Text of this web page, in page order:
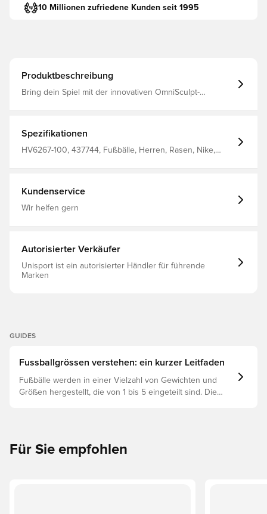
10 Millionen zufriedene Kunden seit 1995
Produktbeschreibung
Bring dein Spiel mit der innovativen OmniSculpt-
echteren Flug. Die vierteilige Konstruktion mit kürzeren,
versetzten Nähten sorgt für größere Sweetspots und
eine sphärischere Form 34% Polyurethan (PU) 34%
Spezifikationen
HV6267-100, 437744, Fußbälle, Herren, Rasen, Nike,
Kundenservice
Wir helfen gern
Autorisierter Verkäufer
Unisport ist ein autorisierter Händler für führende
Marken
GUIDES
Fussballgrössen verstehen: ein kurzer Leitfaden
Fußbälle werden in einer Vielzahl von Gewichten und
Größen hergestellt, die von 1 bis 5 eingeteilt sind. Die
Für Sie empfohlen